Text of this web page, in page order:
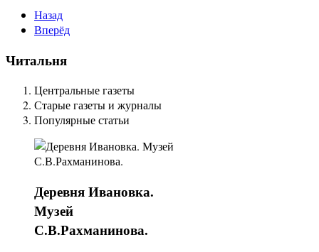
Назад
Вперёд
Читальня
Центральные газеты
Старые газеты и журналы
Популярные статьи
ДеревняИвановка.
Музей
С.В.Рахманинова.